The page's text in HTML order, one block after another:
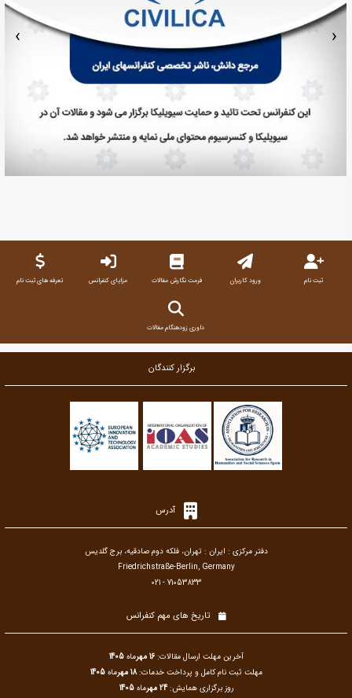
‹ ›
ثبت نام ورود کاربران فرمت نگارش مقالات مزایای کنفرانس تعرفه های ثبت نام
داوری زودهنگام مقالات
برگزار کنندگان
آدرس
دفتر مرکزی : ایران : تهران، فلکه دوم صادقیه، برج گلدیس
Friedrichstraße-Berlin, Germany
021 - 71053833
تاریخ های مهم کنفرانس
آخرین مهلت ارسال مقالات:16 مهر ماه1405
مهلت ثبت نام کامل و پرداخت خدمات:18 مهر ماه1405
روز برگزاری همایش:24 مهر ماه1405